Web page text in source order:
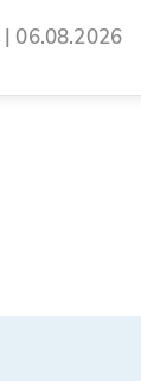
| 06.08.2026